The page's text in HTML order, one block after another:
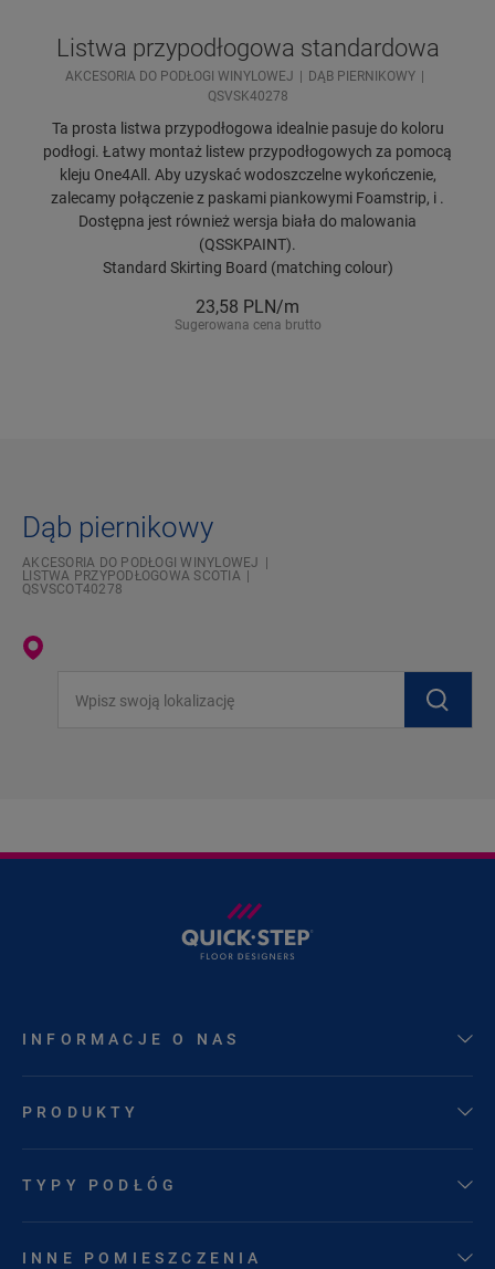
Listwa przypodłogowa standardowa
AKCESORIA DO PODŁOGI WINYLOWEJ
DĄB PIERNIKOWY
QSVSK40278
Ta prosta listwa przypodłogowa idealnie pasuje do koloru
podłogi. Łatwy montaż listew przypodłogowych za pomocą
kleju One4All. Aby uzyskać wodoszczelne wykończenie,
zalecamy połączenie z paskami piankowymi Foamstrip, i .
Dostępna jest również wersja biała do malowania
(QSSKPAINT).
Standard Skirting Board (matching colour)
23,58 PLN/m
Sugerowana cena brutto
Dąb piernikowy
AKCESORIA DO PODŁOGI WINYLOWEJ
LISTWA PRZYPODŁOGOWA SCOTIA
QSVSCOT40278
INFORMACJE O NAS
PRODUKTY
TYPY PODŁÓG
INNE POMIESZCZENIA